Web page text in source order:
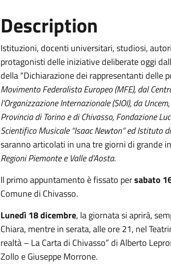
Description
Istituzioni, docenti universitari, studiosi,
protagonisti delle iniziative deliberate oggi
della “Dichiarazione dei rappresentanti delle
Movimento Federalista Europeo (MFE), dal
l’Organizzazione Internazionale (SIOI), da
Provincia di Torino e di Chivasso, Fondazione
Scientifico Musicale “Isaac Newton” ed Istituto
saranno articolati in una tre giorni di grande
Regioni Piemonte e Valle d’Aosta.
Il primo appuntamento è fissato persabato
Comune di Chivasso.
Lunedì 18 dicembre, la giornata si aprirà,
Chiara, mentre in serata, alle ore 21, nel
realtà – La Carta di Chivasso” di Alberto
Zollo e Giuseppe Morrone.